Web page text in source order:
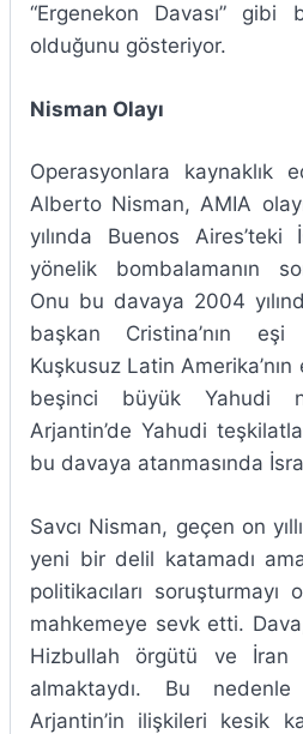
“Ergenekon Davası”
olduğunu gösteriyor.
Nisman Olayı
Operasyonlara kaynaklık
Alberto Nisman, AMIA
yılında Buenos Aires’teki
yönelik bombalamanın
Onu bu davaya 2004
başkan Cristina’nın eşi
Kuşkusuz Latin
beşinci büyük Yahudi
Arjantin’de Yahudi
bu davaya atanmasında
Savcı Nisman, geçen on
yeni bir delil katamadı
politikacıları soruşturmayı
mahkemeye sevk etti.
Hizbullah örgütü ve İran
almaktaydı. Bu
Arjantin’in ilişkileri kesik